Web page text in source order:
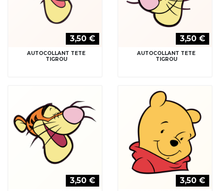
3,50 €
AUTOCOLLANT TETE
TIGROU
3,50 €
AUTOCOLLANT TETE
TIGROU
3,50 € 3,50 €